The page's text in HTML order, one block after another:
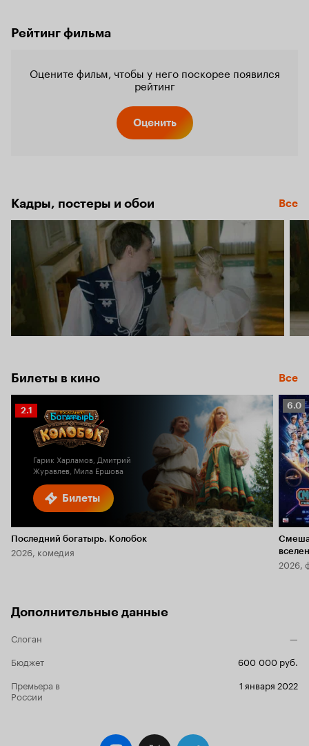
Рейтинг фильма
Оцените фильм, чтобы у него поскорее появился
рейтинг
Оценить
Кадры, постеры и обои Все
Билеты в кино Все
Билеты
Рейтинг
Кинопоиска
2.1
Гарик Харламов, Дмитрий
Журавлев, Мила Ершова
Последний богатырь. Колобок
2026, комедия
6.0
6.0
2026,
Дополнительные данные
Слоган
—
Бюджет
600 000 руб.
Премьера в
России
1 января 2022